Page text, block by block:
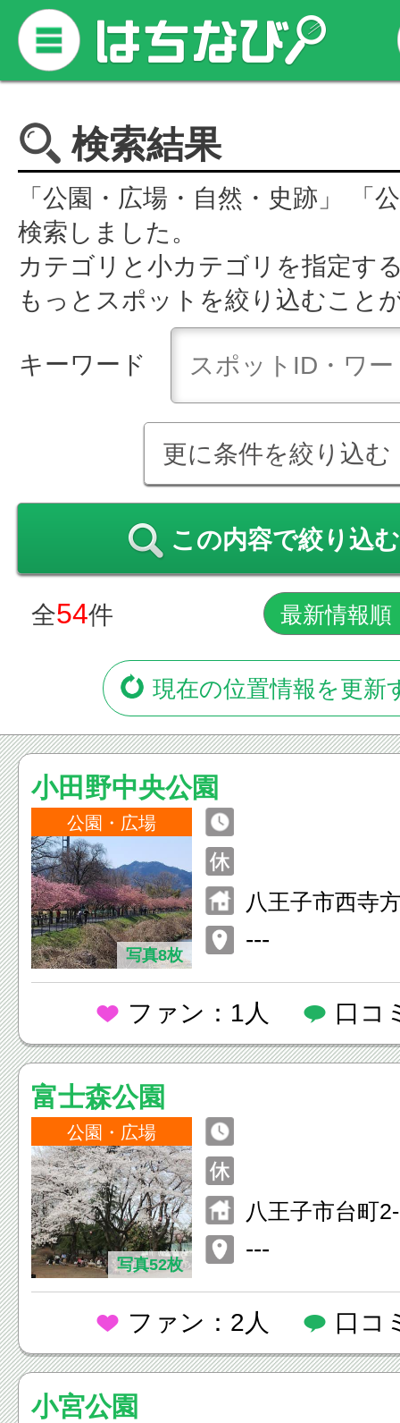
検索結果
「公園・広場・自然・史跡」 「
検索しました。
カテゴリと小カテゴリを指定す
もっとスポットを絞り込むこと
キーワード
更に条件を絞り込む
この内容で絞り込む
全54件
現在の位置情報を更新
小田野中央公園
公園・広場
写真8枚
八王子市西寺
---
ファン：1人 口コ
富士森公園
公園・広場
写真52枚
八王子市台町
---
ファン：2人 口コ
小宮公園